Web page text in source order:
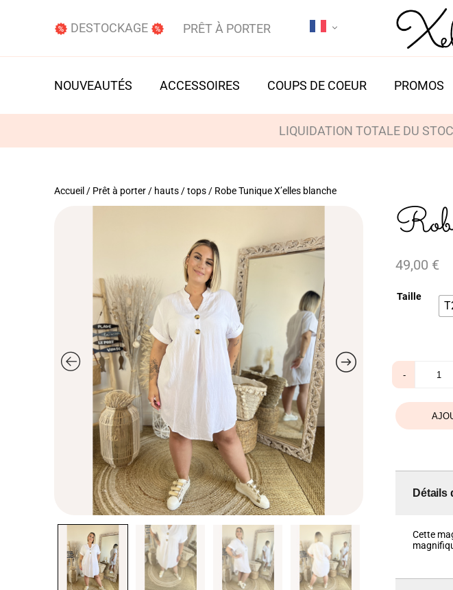
DESTOCKAGE PRÊT À PORTER
NOUVEAUTÉS ACCESSOIRES COUPS DE COEUR PROMOS
LIQUIDATION TOTALE DU
Accueil / Prêt à porter / hauts / tops / Robe Tunique X’elles blanche
49,00 €
Taille
de
Robe
Tunique
X’elles
blanche
-
Détails
Cette